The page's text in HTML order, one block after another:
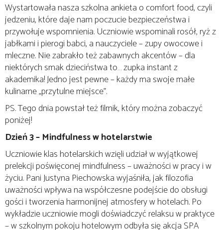
Wystartowała nasza szkolna ankieta o comfort food, czyli
jedzeniu, które daje nam poczucie bezpieczeństwa i
przywołuje wspomnienia. Uczniowie wspominali rosół, ryż z
jabłkami i pierogi babci, a nauczyciele – zupy owocowe i
mleczne. Nie zabrakło też zabawnych akcentów – dla
niektórych smak dzieciństwa to… zupka instant z
akademika! Jedno jest pewne – każdy ma swoje małe
kulinarne „przytulne miejsce”.
PS. Tego dnia powstał też filmik, który można zobaczyć
poniżej!
Dzień 3 – Mindfulness w hotelarstwie
Uczniowie klas hotelarskich wzięli udział w wyjątkowej
prelekcji poświęconej mindfulness – uważności w pracy i w
życiu. Pani Justyna Piechowska wyjaśniła, jak filozofia
uważności wpływa na współczesne podejście do obsługi
gości i tworzenia harmonijnej atmosfery w hotelach. Po
wykładzie uczniowie mogli doświadczyć relaksu w praktyce
– w szkolnym pokoju hotelowym odbyła się akcja SPA